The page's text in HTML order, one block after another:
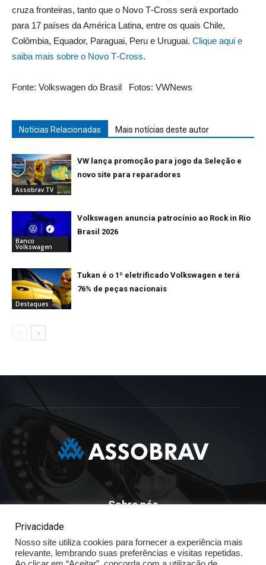
cruza fronteiras, tanto que o Novo T‑Cross será exportado
para 17 países da América Latina, entre os quais Chile,
Colômbia, Equador, Paraguai, Peru e Uruguai. Clique aqui e
saiba mais sobre o Novo T‑Cross.
Fonte: Volkswagen do Brasil Fotos: VWNews
Notícias Relacionadas Mais notícias deste autor
Assobrav TV
VW lança promoção para jogo da Seleção e
novo site para reparadores
Banco
Volkswagen
Volkswagen anuncia patrocínio ao Rock in Rio
Brasil 2026
Destaques
Tukan é o 1º eletrificado Volkswagen e terá
76% de peças nacionais
Sobre nós
ASSOBRAV - Associação Brasileira Dos Distribuidores
Volkswagen
Av. José Maria Whitaker n° 603 - Mirandópolis - São Paulo - SP
Privacidade
Nosso site utiliza cookies para fornecer a experiência mais
relevante, lembrando suas preferências e visitas repetidas.